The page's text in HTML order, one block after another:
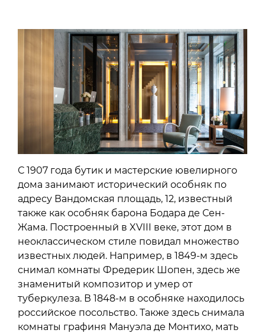
С 1907 года бутик и мастерские ювелирного
дома занимают исторический особняк по
адресу Вандомская площадь, 12, известный
также как особняк барона Бодара де Сен-
Жама. Построенный в XVIII веке, этот дом в
неоклассическом стиле повидал множество
известных людей. Например, в 1849-м здесь
снимал комнаты Фредерик Шопен, здесь же
знаменитый композитор и умер от
туберкулеза. В 1848-м в особняке находилось
российское посольство. Также здесь снимала
комнаты графиня Мануэла де Монтихо, мать